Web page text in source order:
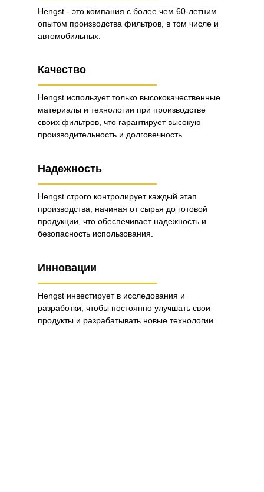
Hengst - это компания с более чем 60-летним
опытом производства фильтров, в том числе и
автомобильных.
Качество
Надежность
Hengst использует только высококачественные
материалы и технологии при производстве
своих фильтров, что гарантирует высокую
производительность и долговечность.
Инновации
Hengst строго контролирует каждый этап
производства, начиная от сырья до готовой
продукции, что обеспечивает надежность и
безопасность использования.
Hengst инвестирует в исследования и
разработки, чтобы постоянно улучшать свои
продукты и разрабатывать новые технологии.